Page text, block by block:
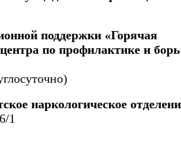
поддержки «Горячая
по профилактике и
наркологическое
1